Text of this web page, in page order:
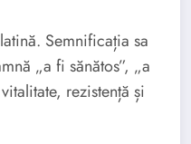
Semnificația sa
„a fi sănătos”, „a
rezistență și